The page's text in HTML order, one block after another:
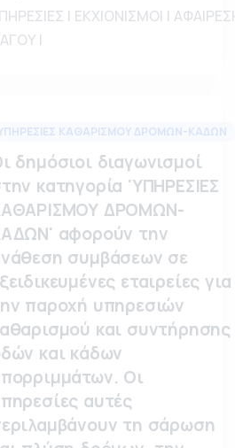
| ΕΚΧΙΟΝΙΣΜΟΙ |
|
ΚΑΘΑΡΙΣΜΟΥ ΔΡΟΜΩΝ-ΚΑΔΩΝ
δημόσιοι διαγωνισμοί
κατηγορία 'ΥΠΗΡΕΣΙΕΣ
ΔΡΟΜΩΝ-
αφορούν την
συμβάσεων σε
εταιρείες για
παροχή υπηρεσιών
και συντήρησης
και κάδων
Οι
αυτές
τη σάρωση